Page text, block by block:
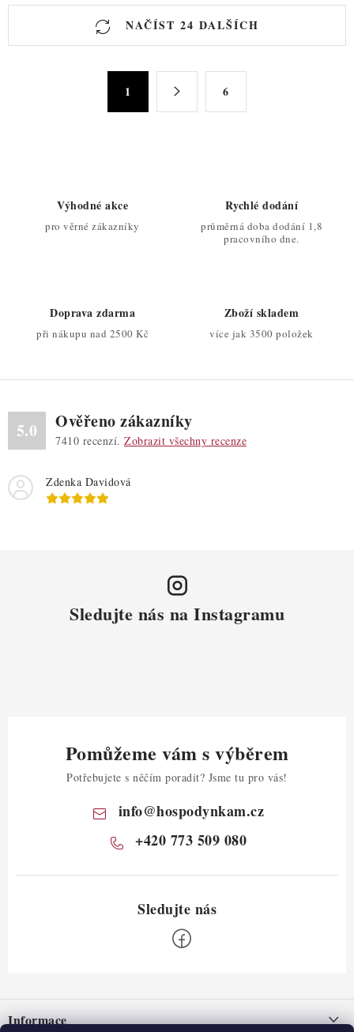
O
l
u
NAČÍST 24 DALŠÍCH
1 6
Výhodné akce
pro věrné zákazníky
Rychlé dodání
průměrná doba dodání 1,8
pracovního dne.
Doprava zdarma
při nákupu nad 2500 Kč
Zboží skladem
více jak 3500 položek
5.0 Ověřeno zákazníky
7410 recenzí. Zobrazit všechny recenze
Zdenka Davidová
Sledujte nás na Instagramu
Pomůžeme vám s výběrem
Potřebujete s něčím poradit? Jsme tu pro vás!
info@hospodynkam.cz
+420 773 509 080
Informace